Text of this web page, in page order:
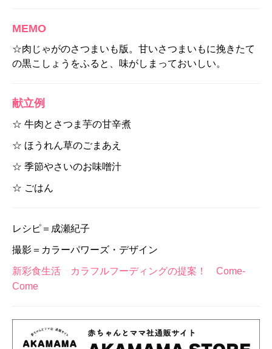
MEMO
☆肉じゃがのさつまいも版。甘いさつまいもに挽きたて
の黒こしょうをふると、味がしまっておいしい。
献立例
☆ 牛肉とさつま芋の甘辛煮
☆ ほうれん草のごまあえ
☆ 季節やさいのお味噌汁
☆ ごはん
レシピ＝成瀬紀子
撮影＝カラーパワーズ・デザイン
新彩食生活 カラフルフーディングの提案！ Come-
Come